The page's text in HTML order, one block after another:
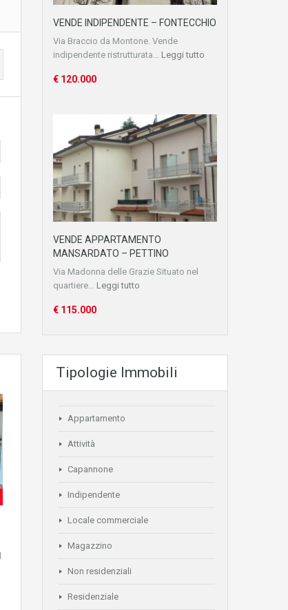
VENDE INDIPENDENTE – FONTECCHIO
Via Braccio da Montone. Vende
indipendente ristrutturata… Leggi tutto
€ 120.000
VENDE APPARTAMENTO
MANSARDATO – PETTINO
Via Madonna delle Grazie Situato nel
quartiere… Leggi tutto
€ 115.000
Tipologie Immobili
Appartamento
Attività
Capannone
Indipendente
Locale commerciale
Magazzino
Non residenziali
Residenziale